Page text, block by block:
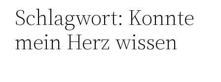
Schlagwort: Konnte
mein Herz wissen